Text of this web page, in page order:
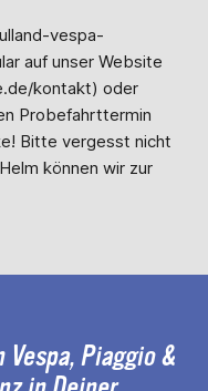
vespa-
auf unser Website
kontakt) oder
Probefahrttermin
Bitte vergesst nicht
können wir zur
Vespa, Piaggio &